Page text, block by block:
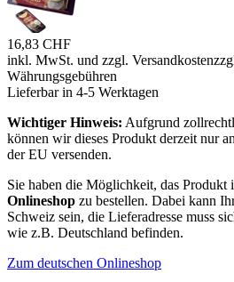
16,83 CHF
inkl. MwSt. und zzgl. Versandkosten
Währungsgebühren
Lieferbar in 4-5 Werktagen
Wichtiger Hinweis: Aufgrund
können wir dieses Produkt derzeit nur
der EU versenden.
Sie haben die Möglichkeit, das Produkt
Onlineshop zu bestellen. Dabei kann
Schweiz sein, die Lieferadresse muss
wie z.B. Deutschland befinden.
Zum deutschen Onlineshop